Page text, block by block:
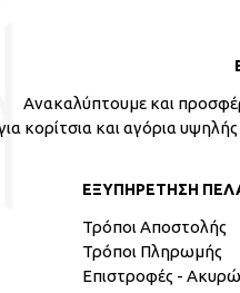
Ανακαλύπτουμε και
κορίτσια και αγόρια
ΕΞΥΠΗΡΕΤΗΣΗ
Τρόποι Αποστολής
Τρόποι Πληρωμής
Επιστροφές -